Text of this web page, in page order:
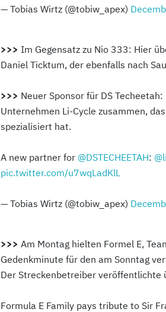
— Tobias Wirtz (@tobiw_apex)
>>> Im Gegensatz zu Nio 333: Hier
Daniel Ticktum, der ebenfalls nach
>>> Neuer Sponsor für DS
Unternehmen Li-Cycle zusammen,
spezialisiert hat.
A new partner for @DSTECHEETAH:
pic.twitter.com/u7wqLadKlL
— Tobias Wirtz (@tobiw_apex)
>>> Am Montag hielten Formel E,
Gedenkminute für den am Sonntag
Der Streckenbetreiber veröffentlichte
Formula E Family pays tribute to Sir